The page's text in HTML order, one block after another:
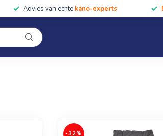
Advies van echte kano-experts
Uitrusting Accessoires Cursussen &
Onze winkel
-32%